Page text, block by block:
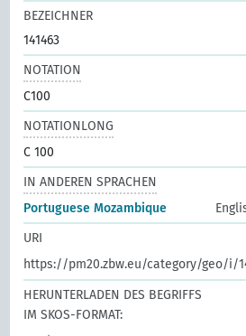
BEZEICHNER
141463
NOTATION
C100
NOTATIONLONG
C 100
IN ANDEREN SPRACHEN
Portuguese Mozambique
URI
https://pm20.zbw.eu/category/geo/i/
HERUNTERLADEN DES BEGRIFFS
IM SKOS-FORMAT: